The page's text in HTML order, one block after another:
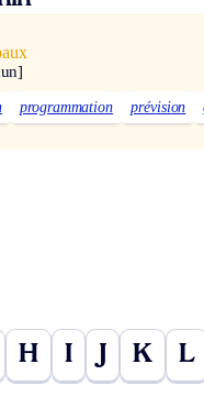
programmation prévision
H I J K L